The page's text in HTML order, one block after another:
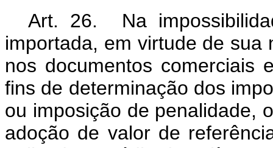
Art. 26. Na
importada, em virtude de sua
nos documentos comerciais
fins de determinação dos
ou imposição de penalidade,
adoção de valor de